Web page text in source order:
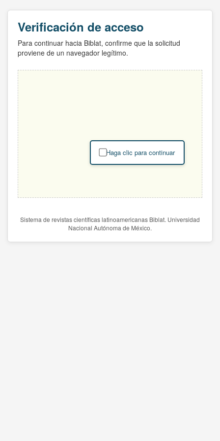
Verificación de acceso
Para continuar hacia Biblat, confirme que la solicitud
proviene de un navegador legítimo.
Haga clic para continuar
Sistema de revistas científicas latinoamericanas Biblat. Universidad
Nacional Autónoma de México.